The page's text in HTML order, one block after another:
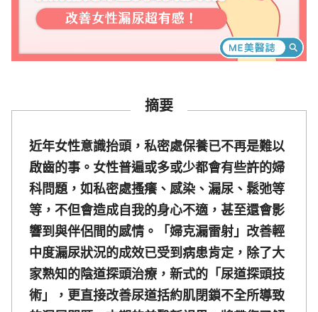
摘要
近年女性意識抬頭，私密處保養已不再是難以
啟齒的事。女性普遍或多或少都會有些許的婦
科問題，如私密處搔癢、感染、漏尿、鬆弛等
等，不但會造成自我的身心不適，甚至還會影
響到與伴侶間的感情。「婦克漏雷射」改善輕
中度漏尿狀況的成效已受到病患肯定，除了大
家熟知的陰道探頭治療，新式的「尿道探頭技
術」，更直接改善尿道括約肌閉鎖不全所導致